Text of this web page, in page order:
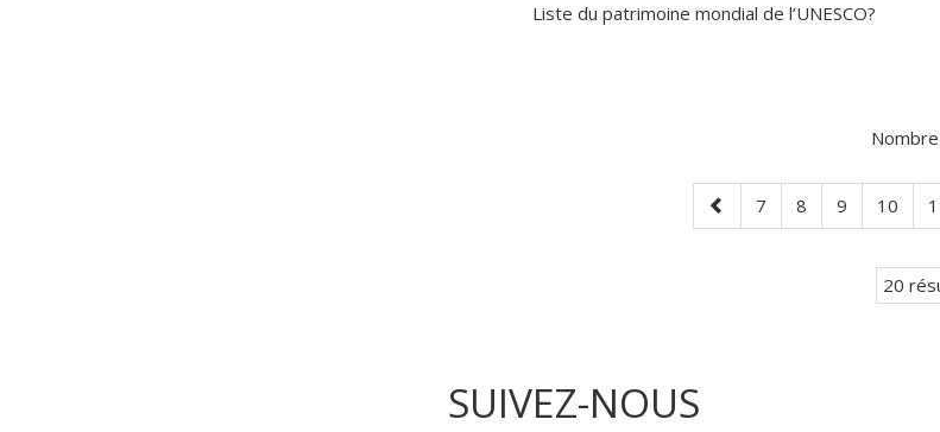
Liste du patrimoine mondial de l’UNESCO?
Page
précédente
Page
7 Page
8 Page
9 Page
10
20
SUIVEZ-NOUS